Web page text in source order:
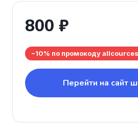
800 ₽
−10% по промокоду allcources
Перейти на сайт